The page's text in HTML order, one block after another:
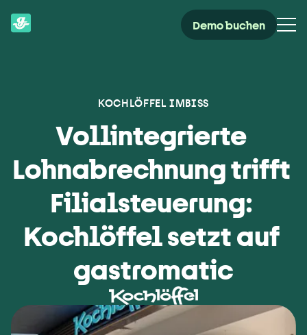
Demo buchen
KOCHLÖFFEL IMBISS
Vollintegrierte
Lohnabrechnung trifft
Filialsteuerung:
Kochlöffel setzt auf
gastromatic